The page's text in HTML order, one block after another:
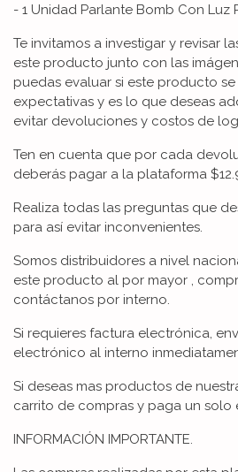
- 1 Unidad Parlante Bomb Con Luz
Te invitamos a investigar y revisar
este producto junto con las
puedas evaluar si este producto se
expectativas y es lo que deseas
evitar devoluciones y costos de
Ten en cuenta que por cada
deberás pagar a la plataforma
Realiza todas las preguntas que
para así evitar inconvenientes.
Somos distribuidores a nivel
este producto al por mayor ,
contáctanos por interno.
Si requieres factura electrónica,
electrónico al interno
Si deseas mas productos de
carrito de compras y paga un solo
INFORMACIÓN IMPORTANTE.